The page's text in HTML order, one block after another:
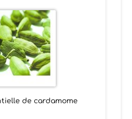
de cardamome